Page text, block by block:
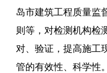
岛市建筑工程质量监
则等，对检测机构检
对、验证，提高施工
管的有效性、科学性